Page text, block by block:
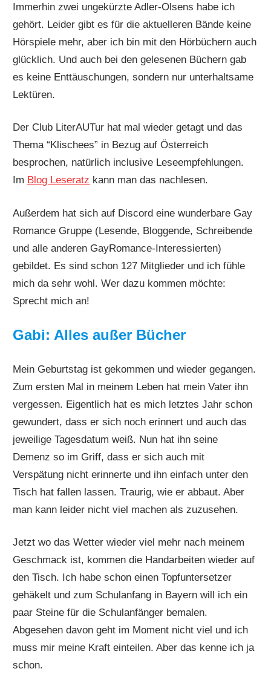
Immerhin zwei ungekürzte Adler-Olsens habe ich
gehört. Leider gibt es für die aktuelleren Bände keine
Hörspiele mehr, aber ich bin mit den Hörbüchern auch
glücklich. Und auch bei den gelesenen Büchern gab
es keine Enttäuschungen, sondern nur unterhaltsame
Lektüren.
Der Club LiterAUTur hat mal wieder getagt und das
Thema “Klischees” in Bezug auf Österreich
besprochen, natürlich inclusive Leseempfehlungen.
Im Blog Leseratz kann man das nachlesen.
Außerdem hat sich auf Discord eine wunderbare Gay
Romance Gruppe (Lesende, Bloggende, Schreibende
und alle anderen GayRomance-Interessierten)
gebildet. Es sind schon 127 Mitglieder und ich fühle
mich da sehr wohl. Wer dazu kommen möchte:
Sprecht mich an!
Gabi: Alles außer Bücher
Mein Geburtstag ist gekommen und wieder gegangen.
Zum ersten Mal in meinem Leben hat mein Vater ihn
vergessen. Eigentlich hat es mich letztes Jahr schon
gewundert, dass er sich noch erinnert und auch das
jeweilige Tagesdatum weiß. Nun hat ihn seine
Demenz so im Griff, dass er sich auch mit
Verspätung nicht erinnerte und ihn einfach unter den
Tisch hat fallen lassen. Traurig, wie er abbaut. Aber
man kann leider nicht viel machen als zuzusehen.
Jetzt wo das Wetter wieder viel mehr nach meinem
Geschmack ist, kommen die Handarbeiten wieder auf
den Tisch. Ich habe schon einen Topfuntersetzer
gehäkelt und zum Schulanfang in Bayern will ich ein
paar Steine für die Schulanfänger bemalen.
Abgesehen davon geht im Moment nicht viel und ich
muss mir meine Kraft einteilen. Aber das kenne ich ja
schon.